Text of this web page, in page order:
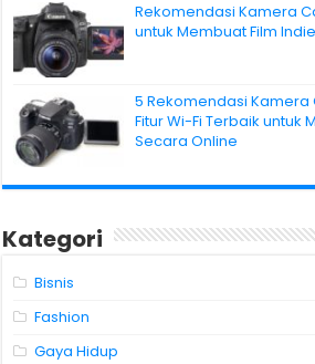
Rekomendasi Kamera
untuk Membuat Film Indie
5 Rekomendasi Kamera
Fitur Wi-Fi Terbaik untuk
Secara Online
Kategori
Bisnis
Fashion
Gaya Hidup